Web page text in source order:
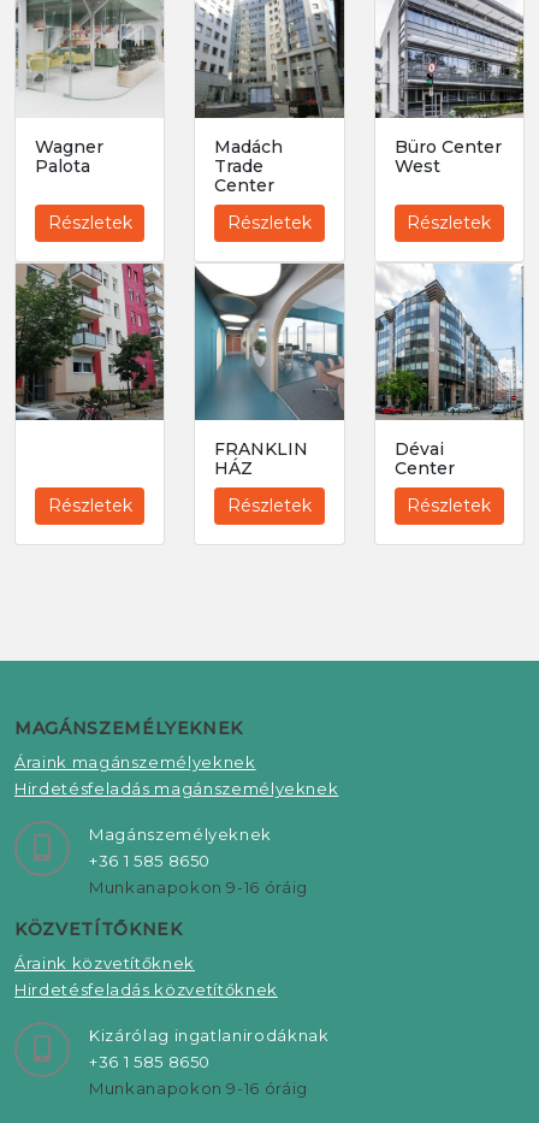
Wagner
Palota
Részletek
Madách
Trade
Center
Részletek
Büro Center
West
Részletek
Részletek
FRANKLIN
HÁZ
Részletek
Dévai
Center
Részletek
MAGÁNSZEMÉLYEKNEK
Áraink magánszemélyeknek
Hirdetésfeladás magánszemélyeknek
Magánszemélyeknek
+36 1 585 8650
Munkanapokon 9-16 óráig
KÖZVETÍTŐKNEK
Áraink közvetítőknek
Hirdetésfeladás közvetítőknek
Kizárólag ingatlanirodáknak
+36 1 585 8650
Munkanapokon 9-16 óráig